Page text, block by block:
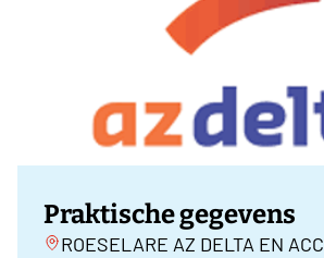
Praktische gegevens
ROESELARE AZ DELTA EN